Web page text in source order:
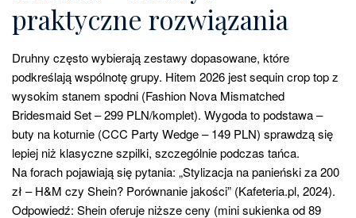
praktyczne rozwiązania
Druhny często wybierają zestawy dopasowane, które
podkreślają wspólnotę grupy. Hitem 2026 jest sequin crop top z
wysokim stanem spodni (Fashion Nova Mismatched
Bridesmaid Set – 299 PLN/komplet). Wygoda to podstawa –
buty na koturnie (CCC Party Wedge – 149 PLN) sprawdzą się
lepiej niż klasyczne szpilki, szczególnie podczas tańca.
Na forach pojawiają się pytania: „Stylizacja na panieński za 200
zł – H&M czy Shein? Porównanie jakości” (Kafeteria.pl, 2024).
Odpowiedź: Shein oferuje niższe ceny (mini sukienka od 89